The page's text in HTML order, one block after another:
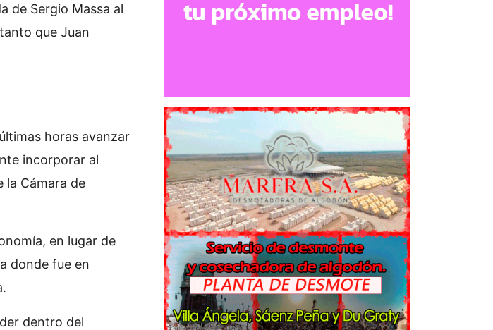
de Sergio Massa al
que Juan
horas avanzar
incorporar al
la Cámara de
en lugar de
donde fue en
dentro del